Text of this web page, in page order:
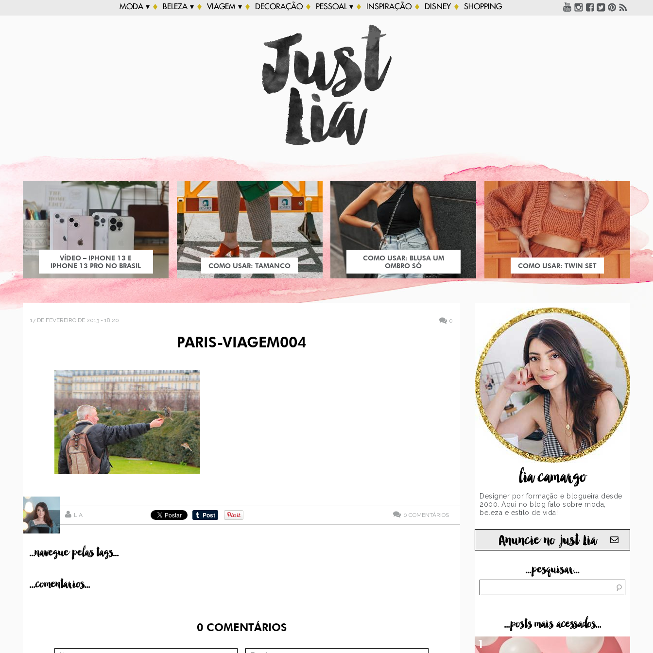
MODA ▾ BELEZA ▾ VIAGEM ▾ DECORAÇÃO PESSOAL ▾ INSPIRAÇÃO DISNEY SHOPPING
VÍDEO – IPHONE 13 E
IPHONE 13 PRO NO BRASIL
COMO USAR: TAMANCO
COMO USAR: BLUSA UM
OMBRO SÓ
COMO USAR: TWIN SET
17 DE FEVEREIRO DE 2013 - 18:20 0
PARIS-VIAGEM004
LIA 0 COMENTÁRIOS
...navegue pelas tags...
...comentarios...
0COMENTÁRIOS
lia camargo
Designer por formação e blogueira desde
2000. Aqui no blog falo sobre moda,
beleza e estilo de vida!
Anuncie no just Lia
...pesquisar...
...posts mais acessados...
1